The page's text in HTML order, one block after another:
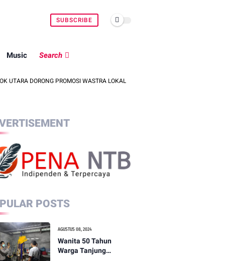
SUBSCRIBE
Music Search
PROMOSI WASTRA LOKAL LEWAT FASHION STREET 2026
POSTS
AGUSTUS 08, 2024
Wanita 50 Tahun
Warga Tanjung